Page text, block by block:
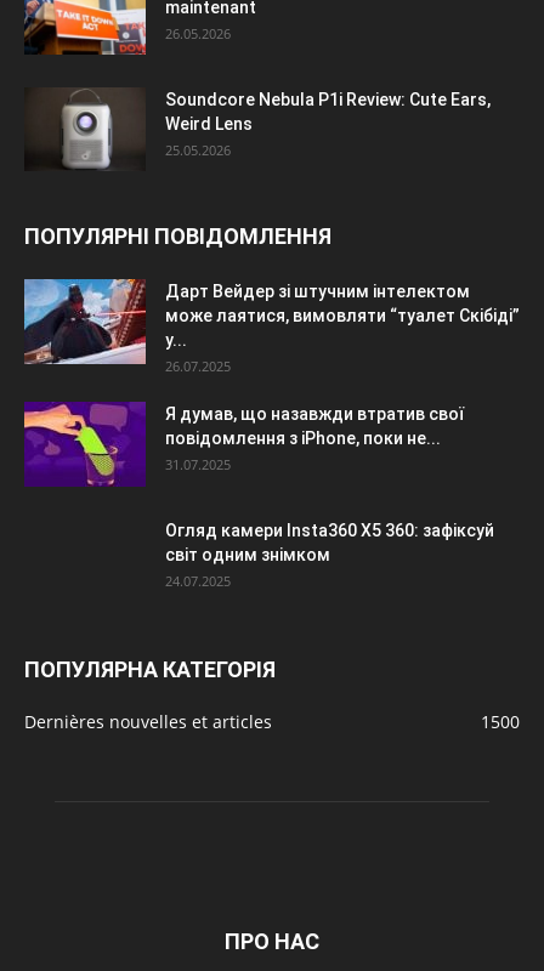
maintenant
26.05.2026
Soundcore Nebula P1i Review: Cute Ears,
Weird Lens
25.05.2026
ПОПУЛЯРНІ ПОВІДОМЛЕННЯ
Дарт Вейдер зі штучним інтелектом
може лаятися, вимовляти “туалет Скібіді”
у...
26.07.2025
Я думав, що назавжди втратив свої
повідомлення з iPhone, поки не...
31.07.2025
Огляд камери Insta360 X5 360: зафіксуй
світ одним знімком
24.07.2025
ПОПУЛЯРНА КАТЕГОРІЯ
Dernières nouvelles et articles 1500
ПРО НАС